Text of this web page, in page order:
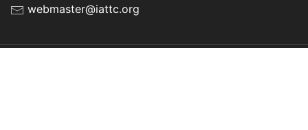
webmaster@iattc.org